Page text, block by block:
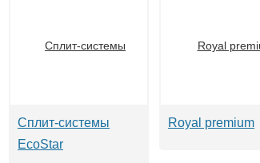
Сплит-системы
EcoStar
Royal premium